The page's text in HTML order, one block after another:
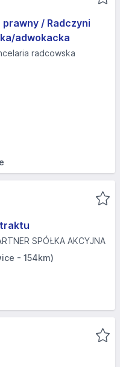
/ Radczyni
adwokacka
radcowska
SPÓŁKA AKCYJNA
- 154km)